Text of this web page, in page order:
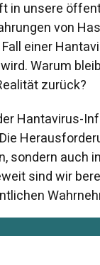
in unsere
von
einer
Warum
zurück?
Hantavirus-
sondern auch
sind wir